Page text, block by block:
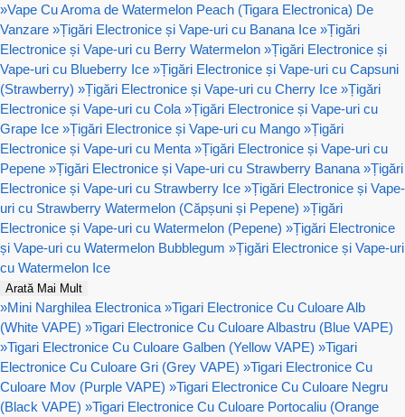
»Vape Cu Aroma de Watermelon Peach (Tigara Electronica) De
Vanzare »Țigări Electronice și Vape-uri cu Banana Ice »Țigări
Electronice și Vape-uri cu Berry Watermelon »Țigări Electronice și
Vape-uri cu Blueberry Ice »Țigări Electronice și Vape-uri cu Capsuni
(Strawberry) »Țigări Electronice și Vape-uri cu Cherry Ice »Țigări
Electronice și Vape-uri cu Cola »Țigări Electronice și Vape-uri cu
Grape Ice »Țigări Electronice și Vape-uri cu Mango »Țigări
Electronice și Vape-uri cu Menta »Țigări Electronice și Vape-uri cu
Pepene »Țigări Electronice și Vape-uri cu Strawberry Banana »Țigări
Electronice și Vape-uri cu Strawberry Ice »Țigări Electronice și Vape-
uri cu Strawberry Watermelon (Căpșuni și Pepene) »Țigări
Electronice și Vape-uri cu Watermelon (Pepene) »Țigări Electronice
și Vape-uri cu Watermelon Bubblegum »Țigări Electronice și Vape-uri
cu Watermelon Ice
Arată Mai Mult
»Mini Narghilea Electronica »Tigari Electronice Cu Culoare Alb
(White VAPE) »Tigari Electronice Cu Culoare Albastru (Blue VAPE)
»Tigari Electronice Cu Culoare Galben (Yellow VAPE) »Tigari
Electronice Cu Culoare Gri (Grey VAPE) »Tigari Electronice Cu
Culoare Mov (Purple VAPE) »Tigari Electronice Cu Culoare Negru
(Black VAPE) »Tigari Electronice Cu Culoare Portocaliu (Orange